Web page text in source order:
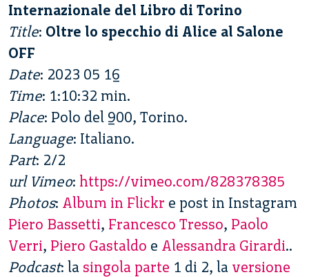
Internazionale del Libro di Torino
Title: Oltre lo specchio di Alice al Salone
OFF
Date: 2023 05 16
Time: 1:10:32 min.
Place: Polo del 900, Torino.
Language: Italiano.
Part: 2/2
url Vimeo: https://vimeo.com/828378385
Photos: Album in Flickr e post in Instagram
Piero Bassetti, Francesco Tresso, Paolo
Verri, Piero Gastaldo e Alessandra Girardi..
Podcast: la singola parte 1 di 2, la versione